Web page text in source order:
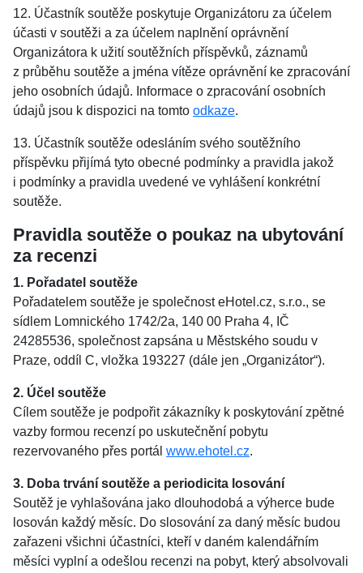
12. Účastník soutěže poskytuje Organizátoru za účelem
účasti v soutěži a za účelem naplnění oprávnění
Organizátora k užití soutěžních příspěvků, záznamů
z průběhu soutěže a jména vítěze oprávnění ke zpracování
jeho osobních údajů. Informace o zpracování osobních
údajů jsou k dispozici na tomto odkaze.
13. Účastník soutěže odesláním svého soutěžního
příspěvku přijímá tyto obecné podmínky a pravidla jakož
i podmínky a pravidla uvedené ve vyhlášení konkrétní
soutěže.
Pravidla soutěže o poukaz na ubytování
za recenzi
1. Pořadatel soutěže
Pořadatelem soutěže je společnost eHotel.cz, s.r.o., se
sídlem Lomnického 1742/2a, 140 00 Praha 4, IČ
24285536, společnost zapsána u Městského soudu v
Praze, oddíl C, vložka 193227 (dále jen „Organizátor“).
2. Účel soutěže
Cílem soutěže je podpořit zákazníky k poskytování zpětné
vazby formou recenzí po uskutečnění pobytu
rezervovaného přes portál www.ehotel.cz.
3. Doba trvání soutěže a periodicita losování
Soutěž je vyhlašována jako dlouhodobá a výherce bude
losován každý měsíc. Do slosování za daný měsíc budou
zařazeni všichni účastníci, kteří v daném kalendářním
měsíci vyplní a odešlou recenzi na pobyt, který absolvovali